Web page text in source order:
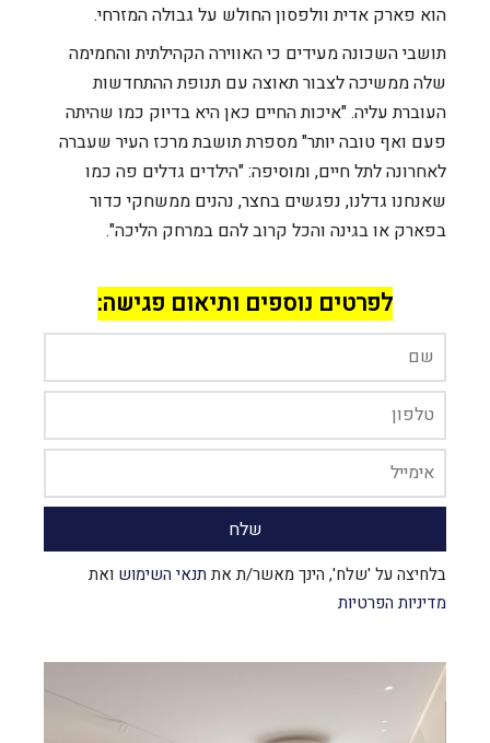
הוא פארק אדית וולפסון החולש על גבולה המזרחי.
תושבי השכונה מעידים כי האווירה הקהילתית והחמימה
שלה ממשיכה לצבור תאוצה עם תנופת ההתחדשות
העוברת עליה. "איכות החיים כאן היא בדיוק כמו שהיתה
פעם ואף טובה יותר" מספרת תושבת מרכז העיר שעברה
לאחרונה לתל חיים, ומוסיפה: "הילדים גדלים פה כמו
שאנחנו גדלנו, נפגשים בחצר, נהנים ממשחקי כדור
בפארק או בגינה והכל קרוב להם במרחק הליכה".
לפרטים נוספים ותיאום פגישה:
בלחיצה על 'שלח', הינך מאשר/ת את תנאי השימוש ואת
מדיניות הפרטיות